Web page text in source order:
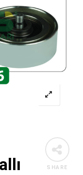
SHARE